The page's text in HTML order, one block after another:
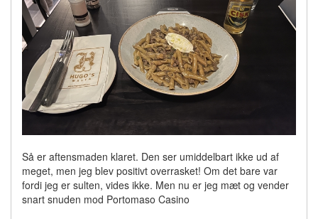
Så er aftensmaden klaret. Den ser umiddelbart ikke ud af
meget, men jeg blev positivt overrasket! Om det bare var
fordi jeg er sulten, vides ikke. Men nu er jeg mæt og vender
snart snuden mod Portomaso Casino